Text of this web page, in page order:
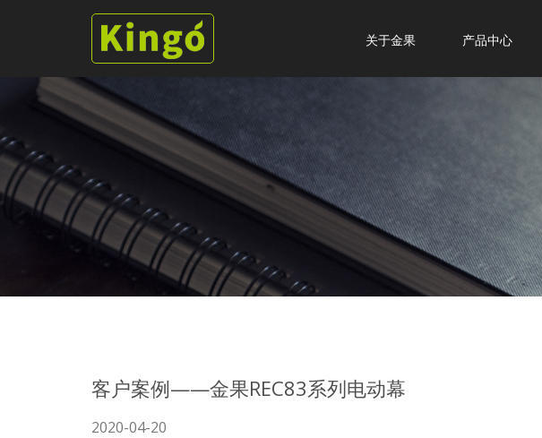
关于金果 产品中心
客户案例——金果REC83系列电动幕
2020-04-20